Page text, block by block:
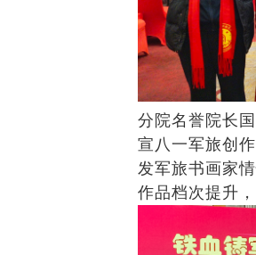
分院名誉院长
宣八一军旅创
发军旅书画家
作品档次提升